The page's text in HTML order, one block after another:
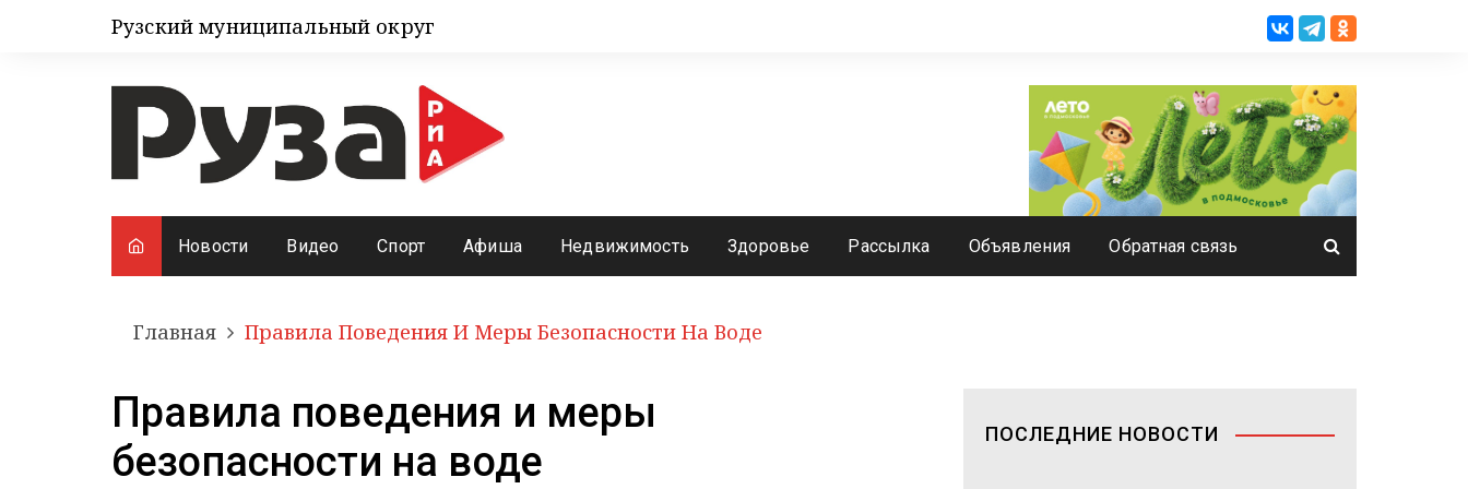
Рузский муниципальный округ
Новости Видео Спорт Афиша Недвижимость Здоровье Рассылка Объявления Обратная связь
Главная Правила Поведения И Меры Безопасности На Воде
Правила поведения и меры
безопасности на воде
ПОСЛЕДНИЕ НОВОСТИ